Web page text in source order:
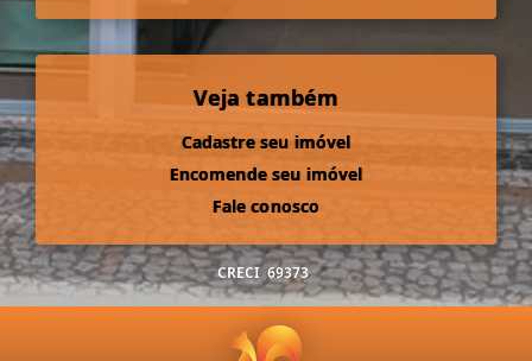
Veja também
Cadastre seu imóvel
Encomende seu imóvel
Fale conosco
CRECI 69373